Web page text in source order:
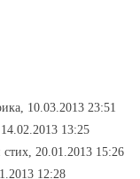
10.03.2013 23:51
13:25
20.01.2013 15:26
12:28